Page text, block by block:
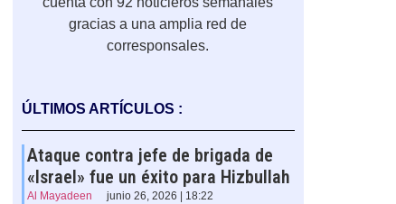
gracias a una amplia red de
corresponsales.
ÚLTIMOS ARTÍCULOS :
Ataque contra jefe de brigada de
«Israel» fue un éxito para Hizbullah
Al Mayadeen junio 26, 2026 | 18:22